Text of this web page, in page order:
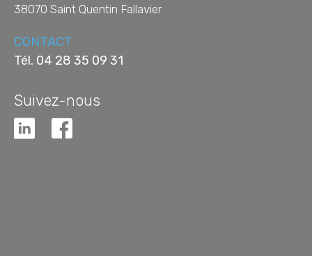
38070 Saint Quentin Fallavier
CONTACT
Tél. 04 28 35 09 31
Suivez-nous